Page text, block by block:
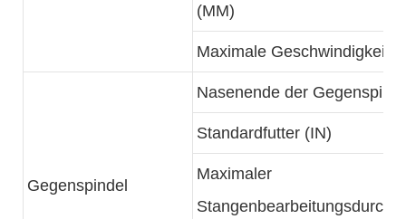
(MM)
Maximale Geschwindigkeit
Gegenspindel
Nasenende der
Standardfutter (IN)
Maximaler